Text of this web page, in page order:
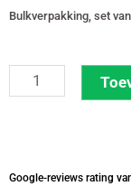
Bulkverpakking, set
van
NiMH
Google-reviews rating